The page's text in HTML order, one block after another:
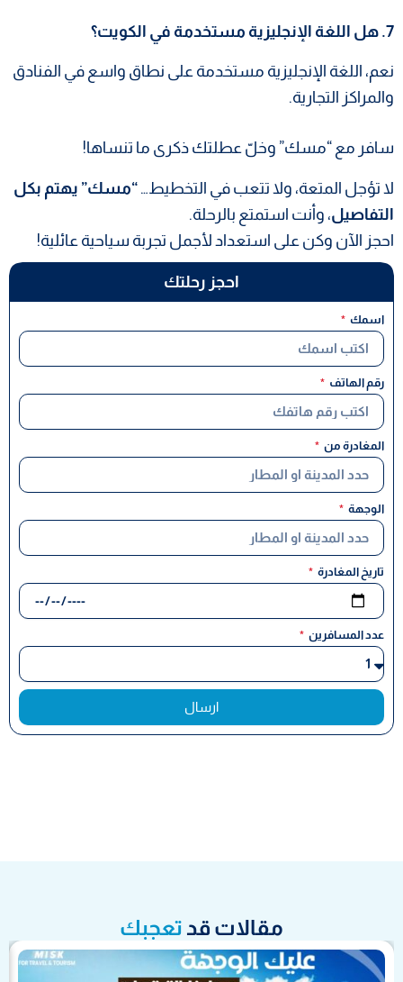
احجز رحلتك
اسمك
رقم الهاتف
المغادرة من
الوجهة
تاريخ المغادرة
عدد المسافرين
ارسال
7. هل اللغة الإنجليزية مستخدمة في الكويت؟
نعم، اللغة الإنجليزية مستخدمة على نطاق واسع في الفنادق
والمراكز التجارية.
سافر مع “مسك” وخلّ عطلتك ذكرى ما تنساها!
لا تؤجل المتعة، ولا تتعب في التخطيط… “مسك” يهتم بكل
التفاصيل، وأنت استمتع بالرحلة.
احجز الآن وكن على استعداد لأجمل تجربة سياحية عائلية!
مقالات قد تعجبك